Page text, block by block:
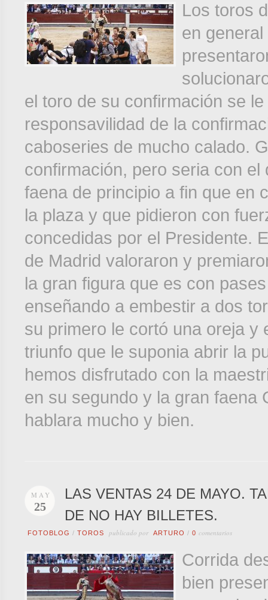
Los toros
en
el toro de su confirmación se
responsavilidad de la
caboseries de mucho calado.
confirmación, pero seria con
faena de principio a fin que en
la plaza y que pidieron con
concedidas por el Presidente.
de Madrid valoraron y
la gran figura que es con
enseñando a embestir a dos
su primero le cortó una oreja y
triunfo que le suponia abrir la
hemos disfrutado con la
en su segundo y la gran faena
hablara mucho y bien.
MAY
25
LAS VENTAS 24 DE MAYO.
DE NO HAY BILLETES.
FOTOBLOG / TOROS publicado por ARTURO / 0 comentarios
Corrida
bien